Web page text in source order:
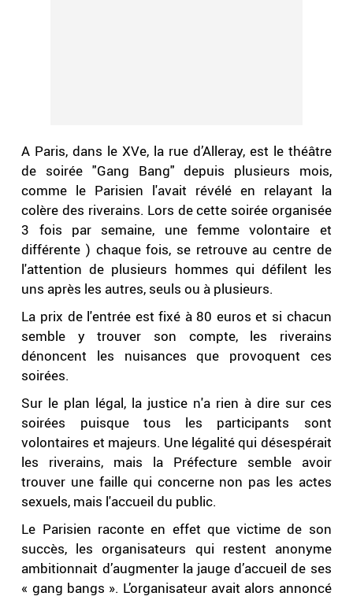
A Paris, dans le XVe, la rue d’Alleray, est le théâtre
de soirée "Gang Bang" depuis plusieurs mois,
comme le Parisien l'avait révélé en relayant la
colère des riverains. Lors de cette soirée organisée
3 fois par semaine, une femme volontaire et
différente ) chaque fois, se retrouve au centre de
l'attention de plusieurs hommes qui défilent les
uns après les autres, seuls ou à plusieurs.
La prix de l'entrée est fixé à 80 euros et si chacun
semble y trouver son compte, les riverains
dénoncent les nuisances que provoquent ces
soirées.
Sur le plan légal, la justice n'a rien à dire sur ces
soirées puisque tous les participants sont
volontaires et majeurs. Une légalité qui désespérait
les riverains, mais la Préfecture semble avoir
trouver une faille qui concerne non pas les actes
sexuels, mais l'accueil du public.
Le Parisien raconte en effet que victime de son
succès, les organisateurs qui restent anonyme
ambitionnait d’augmenter la jauge d’accueil de ses
« gang bangs ». L’organisateur avait alors annoncé